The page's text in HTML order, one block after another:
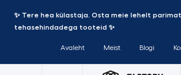
✨ Tere hea külastaja. Osta meie lehelt
tehasehindadega tooteid ✨
Avaleht Meist Blogi